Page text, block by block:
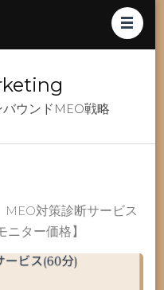
ウンドMEO戦略
MEO対策診断サービス
ター価格】